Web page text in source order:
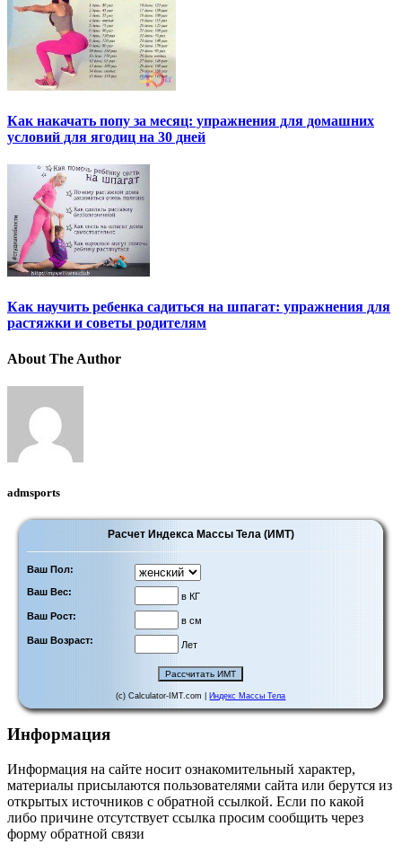
Как накачать попу за месяц: упражнения для домашних
условий для ягодиц на 30 дней
Как научить ребенка садиться на шпагат: упражнения для
растяжки и советы родителям
About The Author
admsports
Расчет Индекса Массы Тела (ИМТ)
Ваш Пол:
Ваш Вес:
в КГ
Ваш Рост:
в см
Ваш Возраст:
Лет
(c) Calculator-IMT.com | Индекс Массы Тела
Информация
Информация на сайте носит ознакомительный характер,
материалы присылаются пользователями сайта или берутся из
открытых источников с обратной ссылкой. Если по какой
либо причине отсутствует ссылка просим сообщить через
форму обратной связи